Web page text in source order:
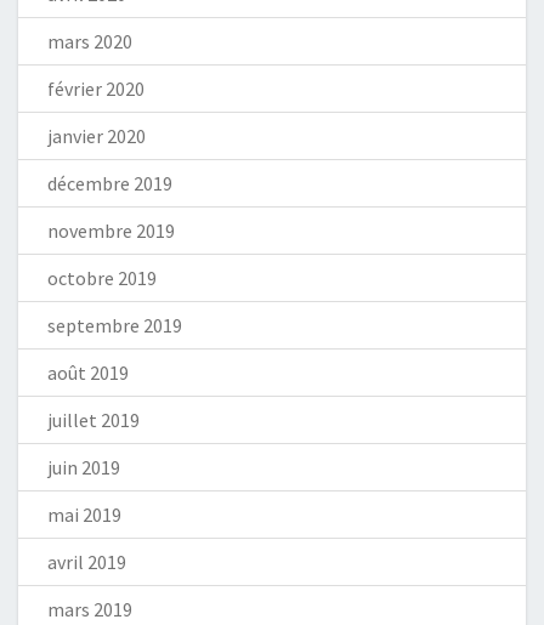
mars 2020
février 2020
janvier 2020
décembre 2019
novembre 2019
octobre 2019
septembre 2019
août 2019
juillet 2019
juin 2019
mai 2019
avril 2019
mars 2019